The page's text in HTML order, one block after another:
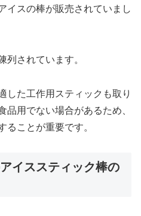
イスの棒が販売されていまし
列されています。
した工作用スティックも取り
品用でない場合があるため、
ることが重要です。
イススティック棒の